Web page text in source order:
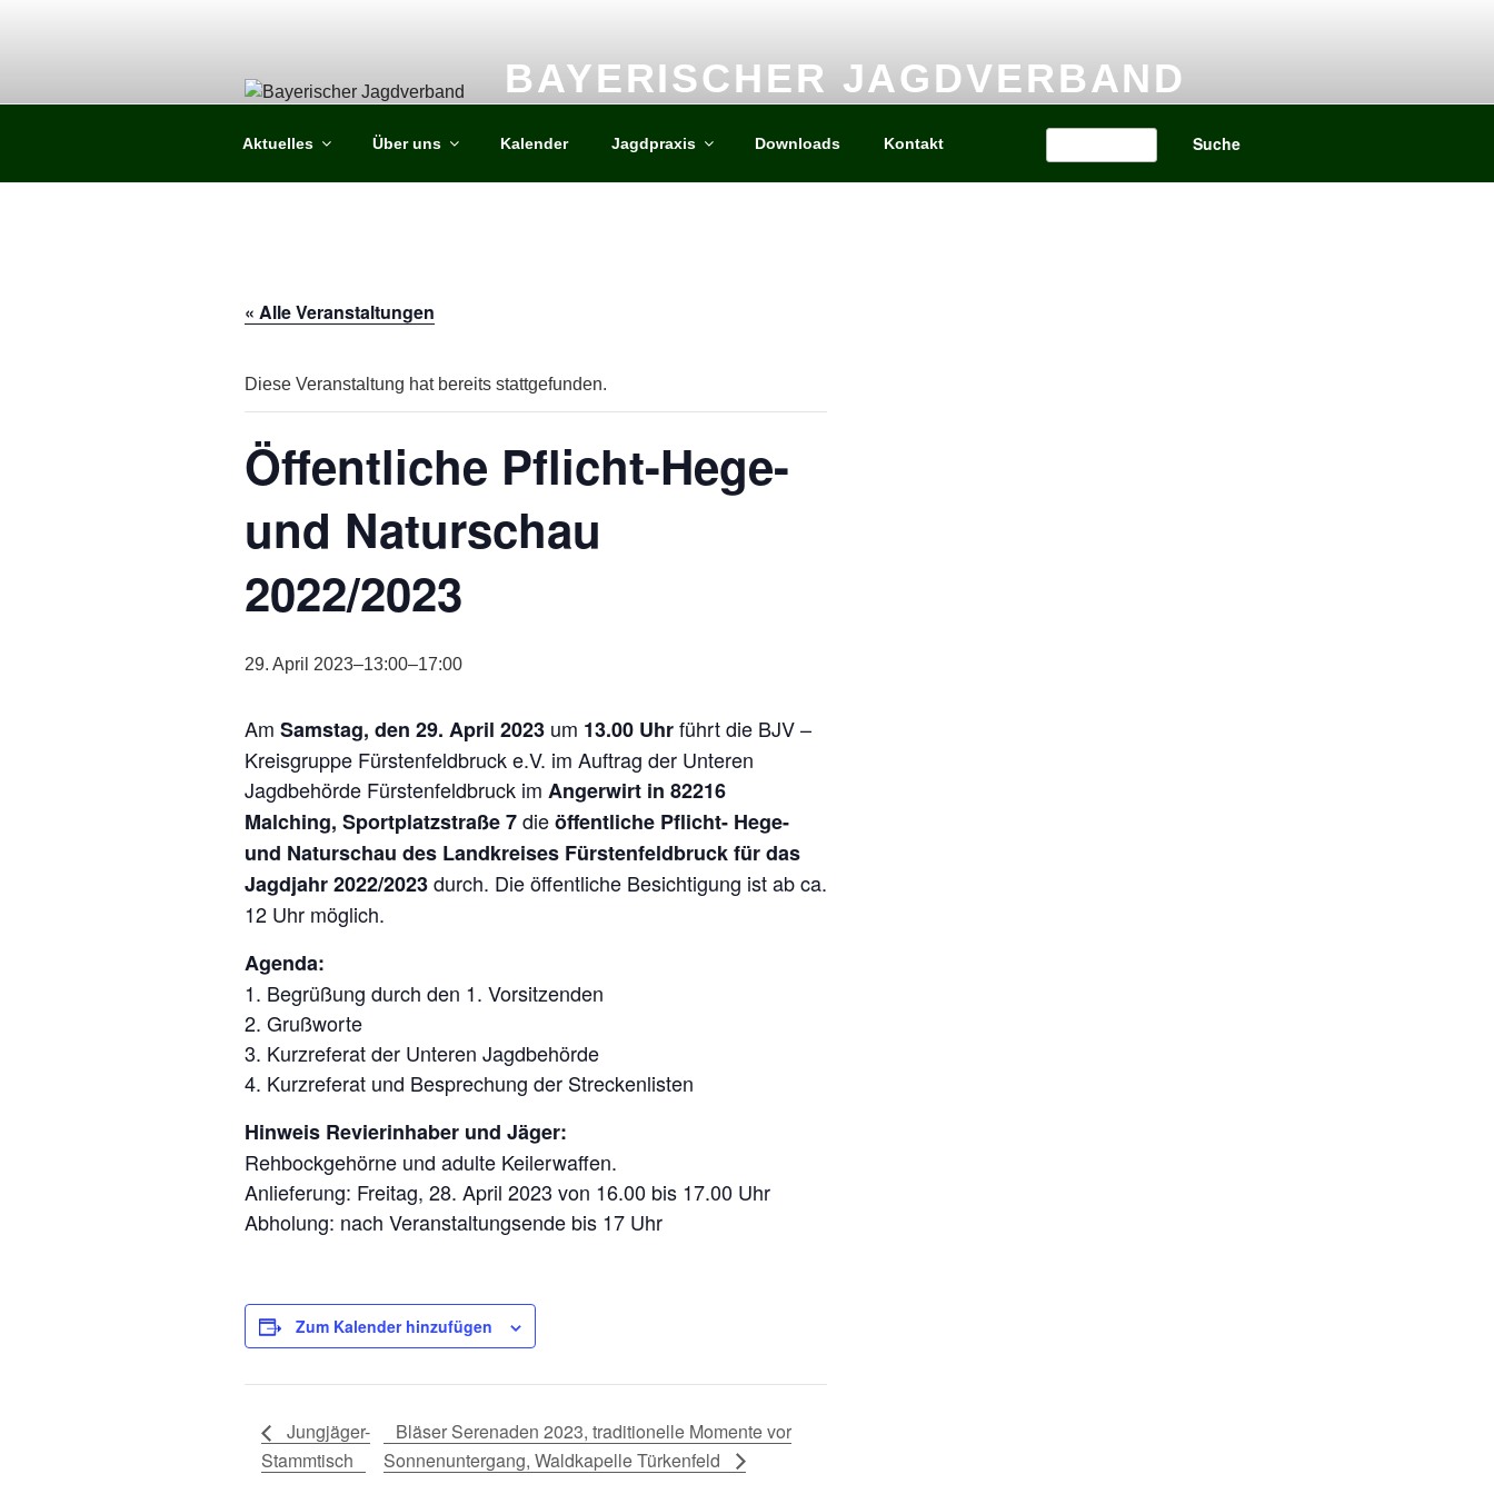
BAYERISCHER JAGDVERBAND
Aktuelles Über uns Kalender Jagdpraxis Downloads Search
Kontakt
« Alle Veranstaltungen
Diese Veranstaltung hat bereits stattgefunden.
Öffentliche Pflicht-Hege-
und Naturschau
2022/2023
29. April 2023–13:00–17:00
Am Samstag, den 29. April 2023 um 13.00 Uhrführt die BJV –
Kreisgruppe Fürstenfeldbruck e.V. im Auftrag der Unteren
Jagdbehörde Fürstenfeldbruck im Angerwirt in 82216
Malching, Sportplatzstraße 7dieöffentliche Pflicht- Hege-
und Naturschau des Landkreises Fürstenfeldbruck für das
Jagdjahr 2022/2023durch. Die öffentliche Besichtigung ist ab ca.
12 Uhr möglich.
Agenda:
1. Begrüßung durch den 1. Vorsitzenden
2. Grußworte
3. Kurzreferat der Unteren Jagdbehörde
4. Kurzreferat und Besprechung der Streckenlisten
Hinweis Revierinhaber und Jäger:
Rehbockgehörne und adulte Keilerwaffen.
Anlieferung: Freitag, 28. April 2023 von 16.00 bis 17.00 Uhr
Abholung: nach Veranstaltungsende bis 17 Uhr
Zum Kalender hinzufügen
Jungjäger-
Stammtisch
Bläser Serenaden 2023, traditionelle Momente vor
Sonnenuntergang, Waldkapelle Türkenfeld